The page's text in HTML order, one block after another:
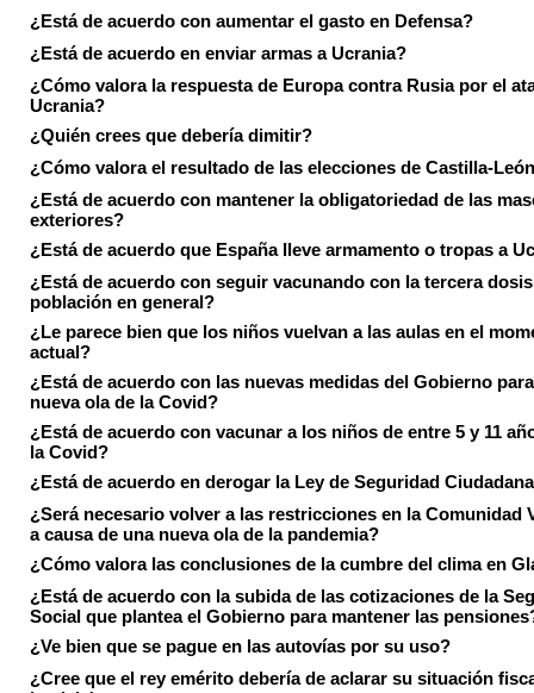
¿Está de acuerdo con aumentar el gasto en Defensa?
¿Está de acuerdo en enviar armas a Ucrania?
¿Cómo valora la respuesta de Europa contra Rusia por el
Ucrania?
¿Quién crees que debería dimitir?
¿Cómo valora el resultado de las elecciones de Castilla-
¿Está de acuerdo con mantener la obligatoriedad de las
exteriores?
¿Está de acuerdo que España lleve armamento o tropas a
¿Está de acuerdo con seguir vacunando con la tercera
población en general?
¿Le parece bien que los niños vuelvan a las aulas en el
actual?
¿Está de acuerdo con las nuevas medidas del Gobierno
nueva ola de la Covid?
¿Está de acuerdo con vacunar a los niños de entre 5 y 11
la Covid?
¿Está de acuerdo en derogar la Ley de Seguridad
¿Será necesario volver a las restricciones en la Comunidad
a causa de una nueva ola de la pandemia?
¿Cómo valora las conclusiones de la cumbre del clima en
¿Está de acuerdo con la subida de las cotizaciones de la
Social que plantea el Gobierno para mantener las
¿Ve bien que se pague en las autovías por su uso?
¿Cree que el rey emérito debería de aclarar su situación